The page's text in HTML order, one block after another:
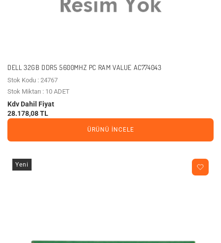
DELL 32GB DDR5 5600MHZ PC RAM VALUE AC774043
Stok Kodu : 24767
Stok Miktarı : 10 ADET
Kdv Dahil Fiyat
28.178,08 TL
ÜRÜNÜ İNCELE
Yeni